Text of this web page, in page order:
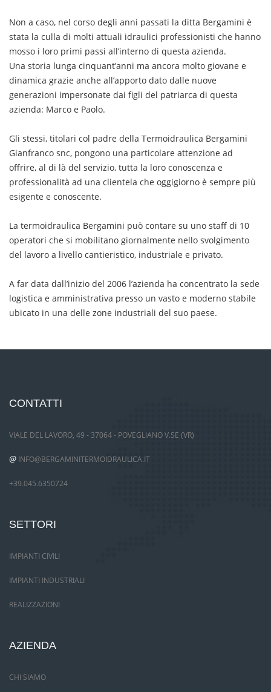
Non a caso, nel corso degli anni passati la ditta Bergamini è
stata la culla di molti attuali idraulici professionisti che hanno
mosso i loro primi passi all’interno di questa azienda.
Una storia lunga cinquant’anni ma ancora molto giovane e
dinamica grazie anche all’apporto dato dalle nuove
generazioni impersonate dai figli del patriarca di questa
azienda: Marco e Paolo.
Gli stessi, titolari col padre della Termoidraulica Bergamini
Gianfranco snc, pongono una particolare attenzione ad
offrire, al di là del servizio, tutta la loro conoscenza e
professionalità ad una clientela che oggigiorno è sempre più
esigente e conoscente.
La termoidraulica Bergamini può contare su uno staff di 10
operatori che si mobilitano giornalmente nello svolgimento
del lavoro a livello cantieristico, industriale e privato.
A far data dall’inizio del 2006 l’azienda ha concentrato la sede
logistica e amministrativa presso un vasto e moderno stabile
ubicato in una delle zone industriali del suo paese.
CONTATTI
VIALE DEL LAVORO, 49 - 37064 - POVEGLIANO V.SE (VR)
@ INFO@BERGAMINITERMOIDRAULICA.IT
+39.045.6350724
SETTORI
IMPIANTI CIVILI
IMPIANTI INDUSTRIALI
REALIZZAZIONI
AZIENDA
CHI SIAMO